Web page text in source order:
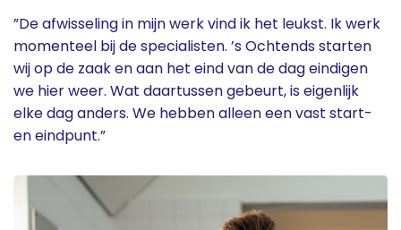
”De afwisseling in mijn werk vind ik het leukst. Ik werk
momenteel bij de specialisten. ’s Ochtends starten
wij op de zaak en aan het eind van de dag eindigen
we hier weer. Wat daartussen gebeurt, is eigenlijk
elke dag anders. We hebben alleen een vast start-
en eindpunt.”